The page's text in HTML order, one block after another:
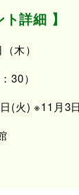
ト詳細 】
木）
30）
(火) ※11月3